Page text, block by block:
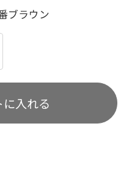
ブラウン
に入れる